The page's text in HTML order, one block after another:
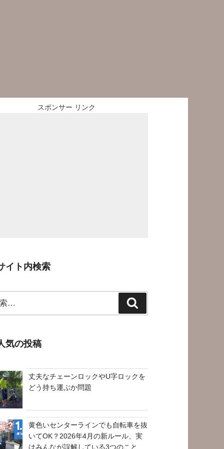
スポンサー リンク
イト内検索
索
気の投稿
丈夫なチェーンロックやU字ロックを
どう持ち運ぶか問題
黄色いセンターラインでも自転車を抜
いてOK？2026年4月の新ルール、実
はみんなが誤解している3つのこと